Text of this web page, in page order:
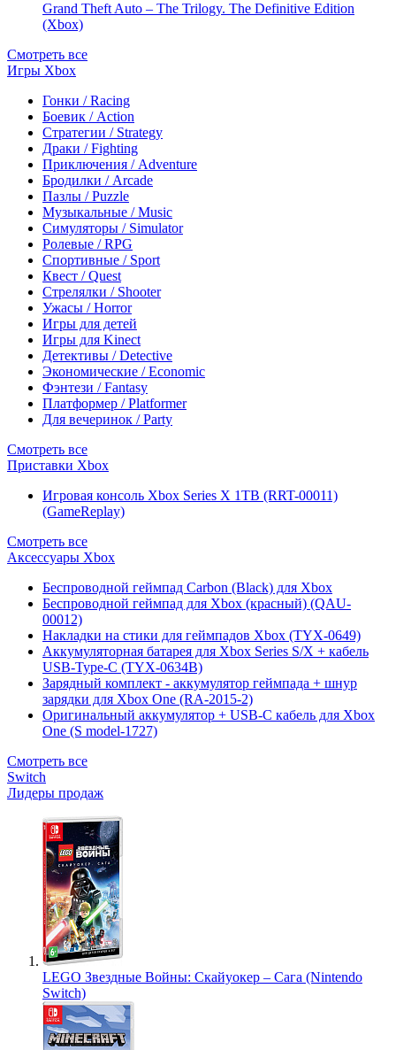
Grand Theft Auto – The Trilogy. The Definitive Edition
(Xbox)
Смотреть все
Игры Xbox
Гонки / Racing
Боевик / Action
Стратегии / Strategy
Драки / Fighting
Приключения / Adventure
Бродилки / Arcade
Пазлы / Puzzle
Музыкальные / Music
Симуляторы / Simulator
Ролевые / RPG
Спортивные / Sport
Квест / Quest
Стрелялки / Shooter
Ужасы / Horror
Игры для детей
Игры для Kinect
Детективы / Detective
Экономические / Economic
Фэнтези / Fantasy
Платформер / Platformer
Для вечеринок / Party
Смотреть все
Приставки Xbox
Игровая консоль Xbox Series X 1TB (RRT-00011)
(GameReplay)
Смотреть все
Аксессуары Xbox
Беспроводной геймпад Carbon (Black) для Xbox
Беспроводной геймпад для Xbox (красный) (QAU-
00012)
Накладки на стики для геймпадов Xbox (TYX-0649)
Аккумуляторная батарея для Xbox Series S/X + кабель
USB-Type-C (TYX-0634B)
Зарядный комплект - аккумулятор геймпада + шнур
зарядки для Xbox One (RA-2015-2)
Оригинальный аккумулятор + USB-C кабель для Xbox
One (S model-1727)
Смотреть все
Switch
Лидеры продаж
LEGO Звездные Войны: Скайуокер – Сага (Nintendo
Switch)